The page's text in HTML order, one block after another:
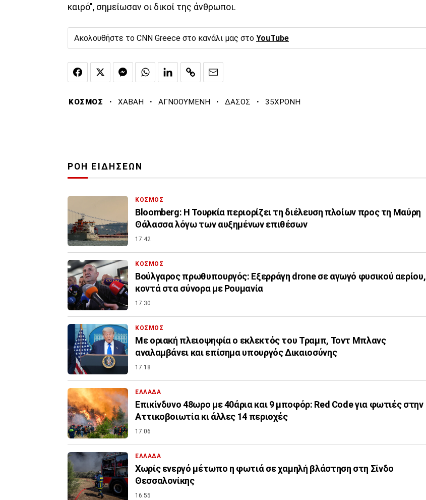
καιρό", σημείωσαν οι δικοί της άνθρωποι.
Ακολουθήστε το CNN Greece στο κανάλι μας στο YouTube
ΚΟΣΜΟΣ · ΧΑΒΑΗ · ΑΓΝΟΟΥΜΕΝΗ · ΔΑΣΟΣ · 35ΧΡΟΝΗ
ΡΟΗ ΕΙΔΗΣΕΩΝ
ΚΟΣΜΟΣ
Bloomberg: Η Τουρκία περιορίζει τη διέλευση πλοίων προς τη Μαύρη
Θάλασσα λόγω των αυξημένων επιθέσων
17:42
ΚΟΣΜΟΣ
Βούλγαρος πρωθυπουργός: Εξερράγη drone σε αγωγό φυσικού αερίου,
κοντά στα σύνορα με Ρουμανία
17:30
ΚΟΣΜΟΣ
Με οριακή πλειοψηφία ο εκλεκτός του Τραμπ, Τοντ Μπλανς
αναλαμβάνει και επίσημα υπουργός Δικαιοσύνης
17:18
ΕΛΛΑΔΑ
Επικίνδυνο 48ωρο με 40άρια και 9 μποφόρ: Red Code για φωτιές στην
Αττικοβοιωτία κι άλλες 14 περιοχές
17:06
ΕΛΛΑΔΑ
Χωρίς ενεργό μέτωπο η φωτιά σε χαμηλή βλάστηση στη Σίνδο
Θεσσαλονίκης
16:55